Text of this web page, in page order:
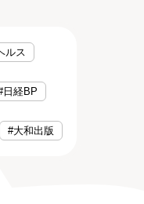
ルス
日経BP
#大和出版